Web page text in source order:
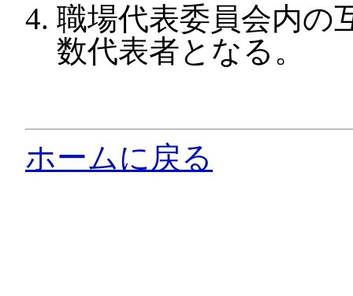
職場代表委員会内の
数代表者となる。
ホームに戻る